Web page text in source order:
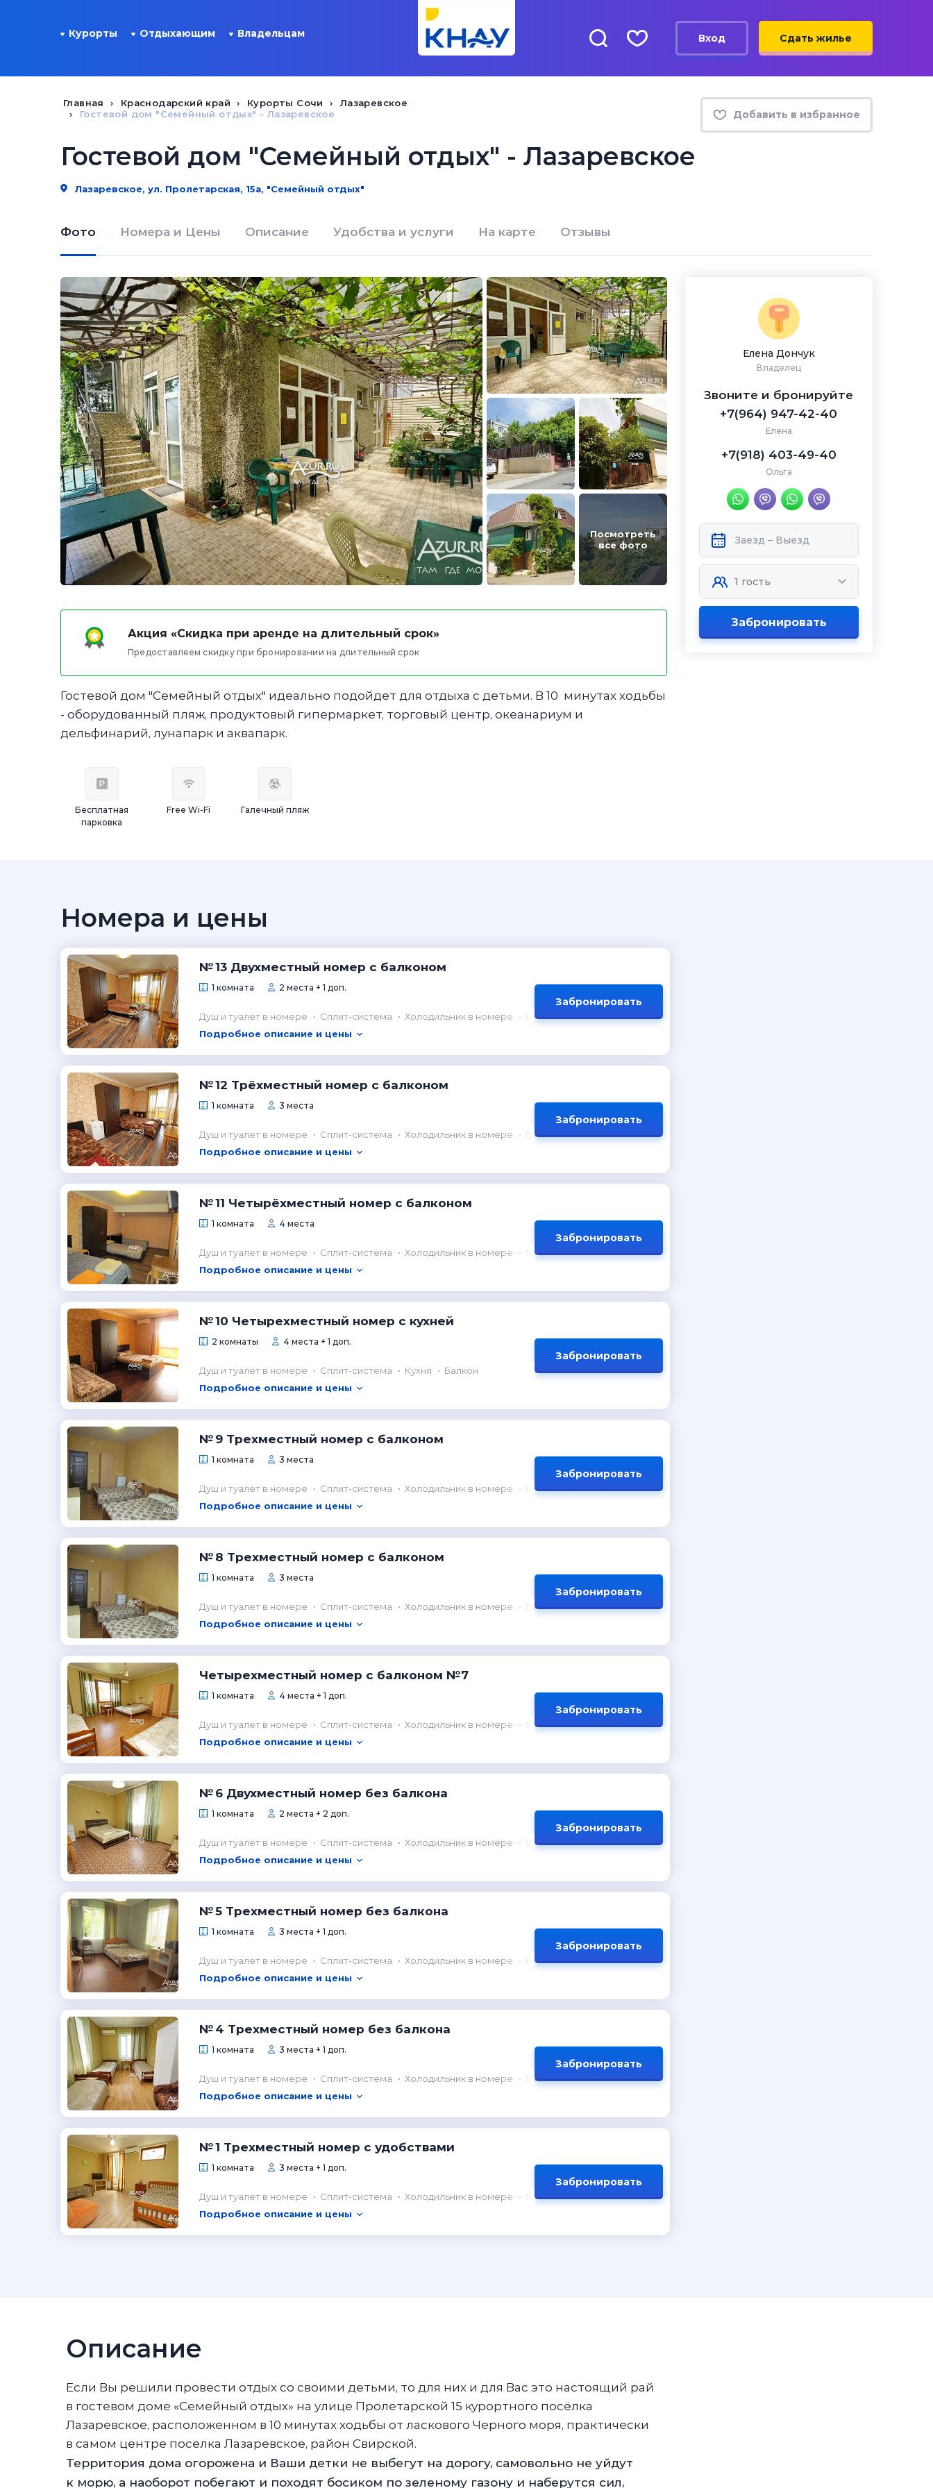
Курорты Отдыхающим Владельцам Вход Сдать жилье
Главная Краснодарский край Курорты Сочи
Лазаревское
Гостевой дом "Семейный отдых" - Лазаревское
Добавить в избранное
Гостевой дом "Семейный отдых" - Лазаревское
Лазаревское, ул. Пролетарская, 15а, "Семейный отдых"
Фото Номера и Цены Описание Удобства и услуги На карте Отзывы
Посмотреть
все фото
Елена Дончук
Владелец
Звоните и бронируйте
+7(964) 947-42-40
Елена
+7(918) 403-49-40
Ольга
Забронировать
Акция «Скидка при аренде на длительный срок»
Предоставляем скидку при бронировании на длительный срок
Гостевой дом "Семейный отдых" идеально подойдет для отдыха с детьми. В 10 минутах ходьбы
- оборудованный пляж, продуктовый гипермаркет, торговый центр, океанариум и
дельфинарий, лунапарк и аквапарк.
Бесплатная
парковка
Free Wi-Fi Галечный пляж
Номера и цены
№ 13 Двухместный номер с балконом
1 комната 2 места + 1 доп.
Душ и туалет в номере Сплит-система Холодильник в номере
Балкон
Подробное описание и цены
Забронировать
№ 12 Трёхместный номер с балконом
1 комната 3 места
Душ и туалет в номере Сплит-система Холодильник в номере
Балкон
Подробное описание и цены
Забронировать
№ 11 Четырёхместный номер с балконом
1 комната 4 места
Душ и туалет в номере Сплит-система Холодильник в номере
Балкон
Подробное описание и цены
Забронировать
№ 10 Четырехместный номер с кухней
2 комнаты 4 места + 1 доп.
Душ и туалет в номере Сплит-система Кухня
Балкон
Подробное описание и цены
Забронировать
№ 9 Трехместный номер с балконом
1 комната 3 места
Душ и туалет в номере Сплит-система Холодильник в номере
Балкон
Подробное описание и цены
Забронировать
№ 8 Трехместный номер с балконом
1 комната 3 места
Душ и туалет в номере Сплит-система Холодильник в номере
Балкон
Подробное описание и цены
Забронировать
Четырехместный номер с балконом №7
1 комната 4 места + 1 доп.
Душ и туалет в номере Сплит-система Холодильник в номере
Балкон
Подробное описание и цены
Забронировать
№ 6 Двухместный номер без балкона
1 комната 2 места + 2 доп.
Душ и туалет в номере Сплит-система Холодильник в номере
Балкон
Подробное описание и цены
Забронировать
№ 5 Трехместный номер без балкона
1 комната 3 места + 1 доп.
Душ и туалет в номере Сплит-система Холодильник в номере
Балкон
Подробное описание и цены
Забронировать
№ 4 Трехместный номер без балкона
1 комната 3 места + 1 доп.
Душ и туалет в номере Сплит-система Холодильник в номере
Балкон
Подробное описание и цены
Забронировать
№ 1 Трехместный номер с удобствами
1 комната 3 места + 1 доп.
Душ и туалет в номере Сплит-система Холодильник в номере
Балкон
Подробное описание и цены
Забронировать
Описание
Если Вы решили провести отдых со своими детьми, то для них и для Вас это настоящий рай
в гостевом доме «Семейный отдых» на улице Пролетарской 15 курортного посёлка
Лазаревское, расположенном в 10 минутах ходьбы от ласкового Черного моря, практически
в самом центре поселка Лазаревское, район Свирской.
Территория дома огорожена и Ваши детки не выбегут на дорогу, самовольно не уйдут
к морю, а наоборот побегают и походят босиком по зеленому газону и наберутся сил,